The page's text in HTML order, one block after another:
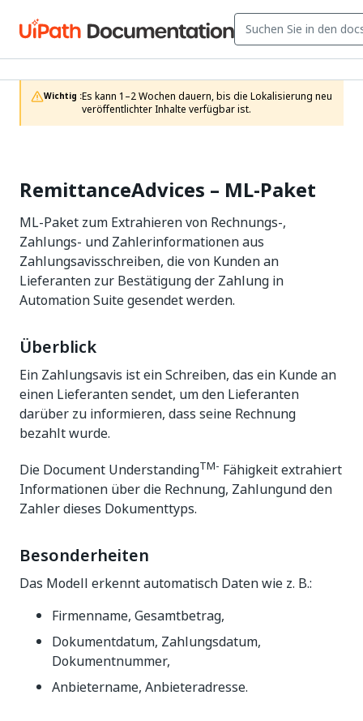
Wichtig :Es kann 1–2 Wochen dauern, bis die Lokalisierung neu
veröffentlichter Inhalte verfügbar ist.
RemittanceAdvices – ML-Paket
ML-Paket zum Extrahieren von Rechnungs-,
Zahlungs- und Zahlerinformationen aus
Zahlungsavisschreiben, die von Kunden an
Lieferanten zur Bestätigung der Zahlung in
Automation Suite gesendet werden.
Überblick
Ein Zahlungsavis ist ein Schreiben, das ein Kunde an
einen Lieferanten sendet, um den Lieferanten
darüber zu informieren, dass seine Rechnung
bezahlt wurde.
Die Document UnderstandingTM- Fähigkeit extrahiert
Informationen über die Rechnung, Zahlungund den
Zahler dieses Dokumenttyps.
Besonderheiten
Das Modell erkennt automatisch Daten wie z. B.:
Firmenname, Gesamtbetrag,
Dokumentdatum, Zahlungsdatum,
Dokumentnummer,
Anbietername, Anbieteradresse.